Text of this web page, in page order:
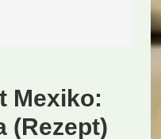
Mexiko:
(Rezept)